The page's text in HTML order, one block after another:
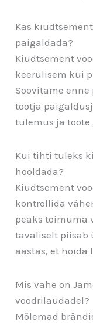
Kas
paigaldada?
Kiudtsement
keerulisem kui
Soovitame
tootja
tulemus ja
Kui tihti tuleks
hooldada?
Kiudtsement
kontrollida
peaks toimuma
tavaliselt piisab
aastas, et hoida
Mis vahe on
voodrilaudadel?
Mõlemad